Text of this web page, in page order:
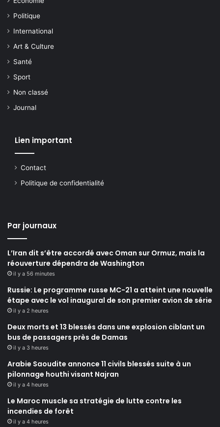
Politique
International
Art & Culture
Santé
Sport
Non classé
Journal
Lien important
Contact
Politique de confidentialité
Par journaux
L’Iran dit s’être accordé avec Oman sur Ormuz, mais la
réouverture dépendra de Washington
il y a 56 minutes
Russie: Le programme russe MC-21 a atteint une nouvelle
étape avec le vol inaugural de son premier avion de série
il y a 2 heures
Deux morts et 13 blessés dans une explosion ciblant un
bus de passagers près de Damas
il y a 3 heures
Arabie Saoudite annonce 11 civils blessés suite à un
pilonnage houthi visant Najran
il y a 4 heures
Le Maroc muscle sa stratégie de lutte contre les
incendies de forêt
il y a 4 heures